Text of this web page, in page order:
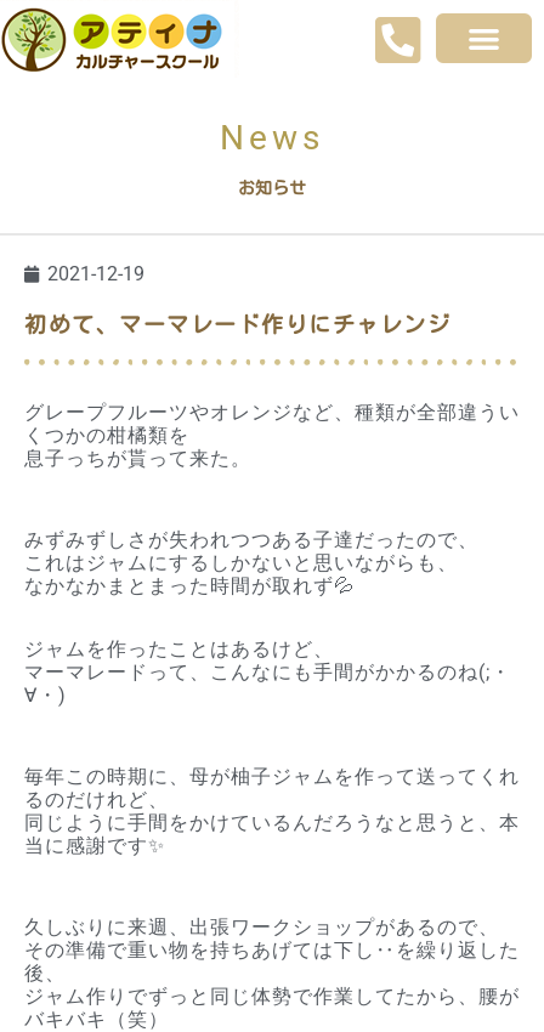
News
お知らせ
2021-12-19
初めて、マーマレード作りにチャレンジ
グレープフルーツやオレンジなど、種類が全部違うい
くつかの柑橘類を
息子っちが貰って来た。
みずみずしさが失われつつある子達だったので、
これはジャムにするしかないと思いながらも、
なかなかまとまった時間が取れず💦
ジャムを作ったことはあるけど、
マーマレードって、こんなにも手間がかかるのね(;・
∀・)
毎年この時期に、母が柚子ジャムを作って送ってくれ
るのだけれど、
同じように手間をかけているんだろうなと思うと、本
当に感謝です✨
久しぶりに来週、出張ワークショップがあるので、
その準備で重い物を持ちあげては下し‥を繰り返した
後、
ジャム作りでずっと同じ体勢で作業してたから、腰が
バキバキ（笑）